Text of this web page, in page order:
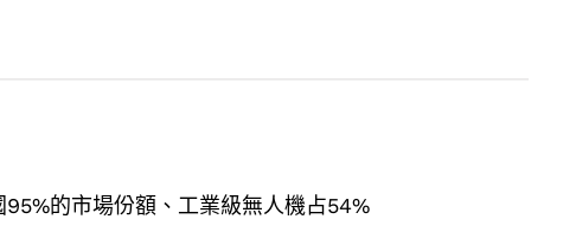
95%的市場份額、工業級無人機占54%